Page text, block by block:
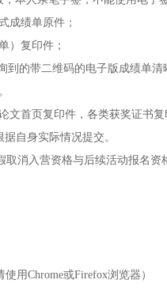
成绩单原件；
）复印件；
到的带二维码的电子版成绩单清
文首页复印件，各类获奖证书
自身实际情况提交。
取消入营资格与后续活动报名资
用Chrome或Firefox浏览器）